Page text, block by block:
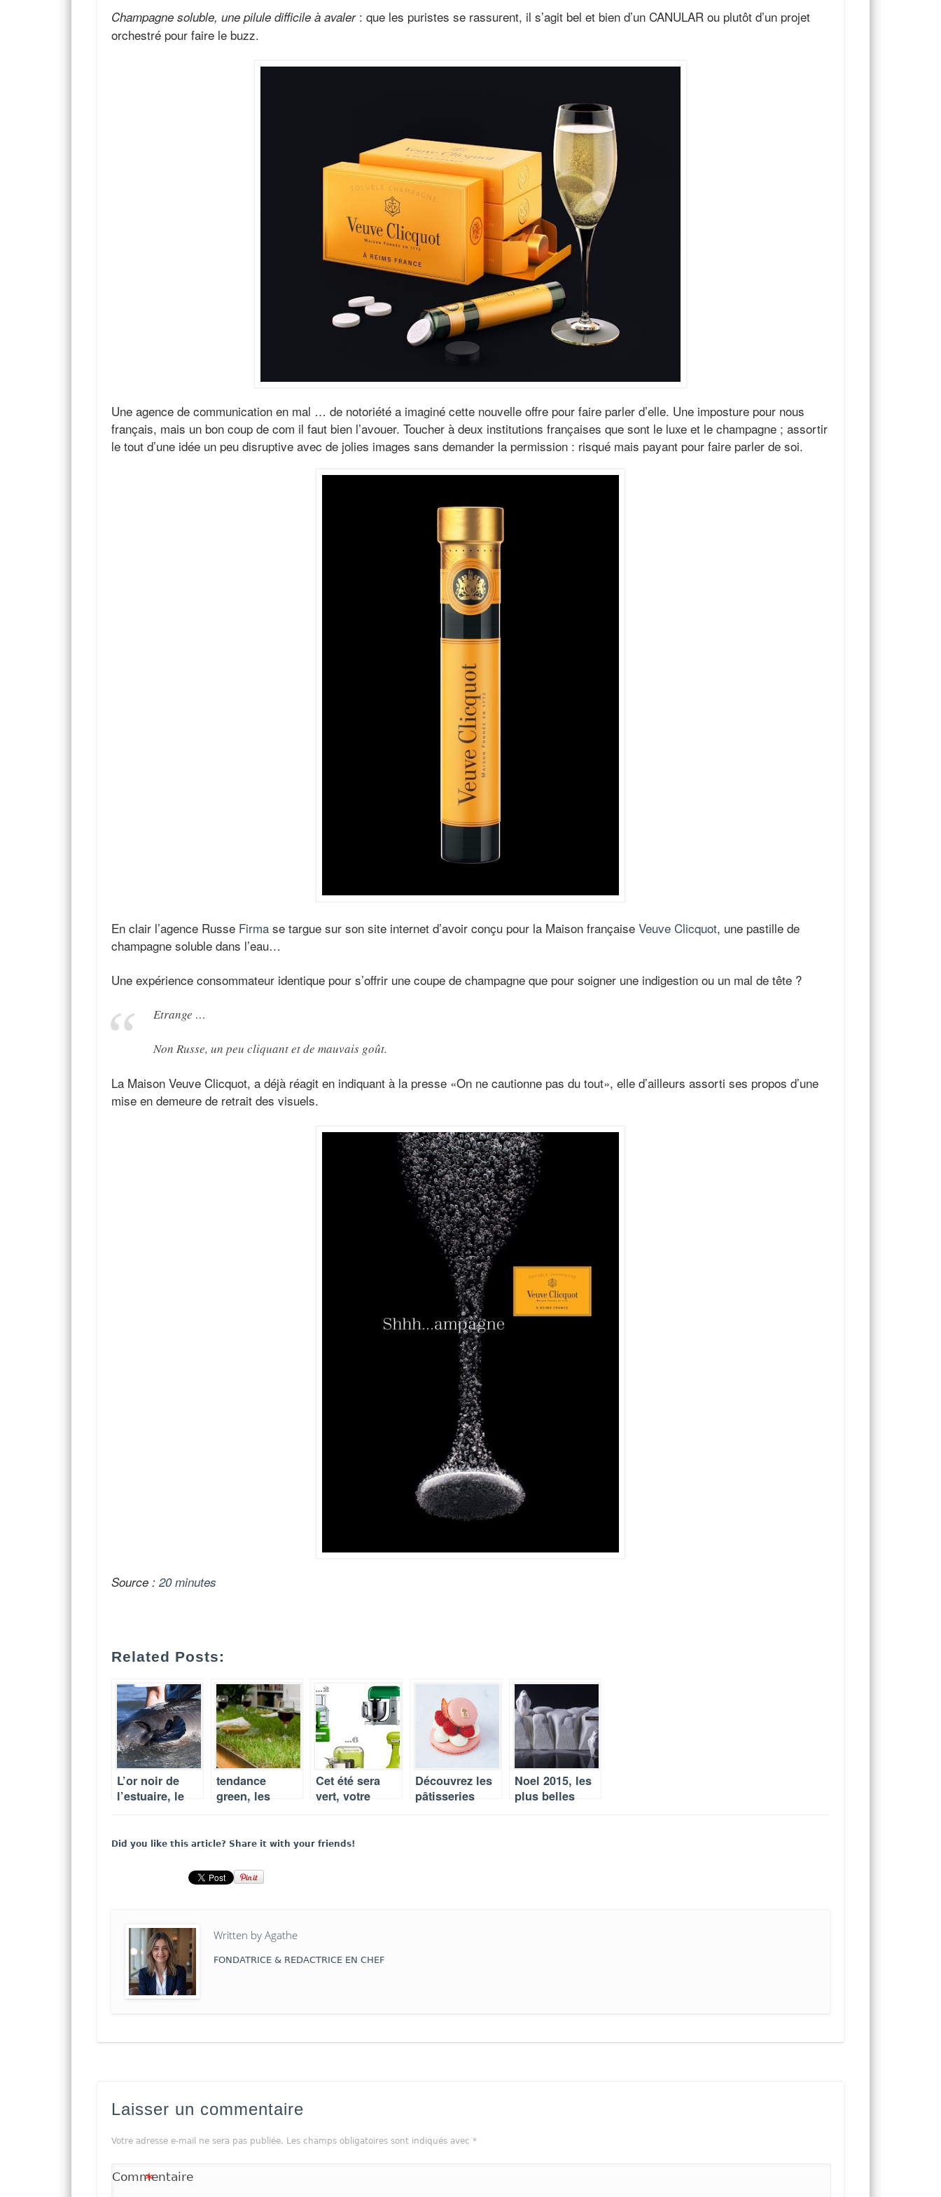
Champagne soluble, une pilule difficile à avaler: que les puristes se rassurent, il s’agit bel et bien d’un CANULAR ou plutôt d’un projet
orchestré pour faire le buzz.
Une agence de communication en mal … de notoriété a imaginé cette nouvelle offre pour faire parler d’elle. Une imposture pour nous
français, mais un bon coup de com il faut bien l’avouer. Toucher à deux institutions françaises que sont le luxe et le champagne ; assortir
le tout d’une idée un peu disruptive avec de jolies images sans demander la permission : risqué mais payant pour faire parler de soi.
En clair l’agence Russe Firmase targue sur son site internet d’avoir conçu pour la Maison française Veuve Clicquot, une pastille de
champagne soluble dans l’eau…
Une expérience consommateur identique pour s’offrir une coupe de champagne que pour soigner une indigestion ou un mal de tête ?
Etrange …
Non Russe, un peu cliquant et de mauvais goût.
La Maison Veuve Clicquot, a déjà réagit en indiquant à la presse «On ne cautionne pas du tout», elle d’ailleurs assorti ses propos d’une
mise en demeure de retrait des visuels.
Source : 20 minutes
Related Posts:
L’or noir de
l’estuaire, le
d’excellence
tendance
green, les
Cet été sera
vert, votre
Découvrez les
pâtisseries
Noel 2015, les
plus belles
Did you like this article? Share it with your friends!
Written by Agathe
FONDATRICE & REDACTRICE EN CHEF
Laisser un commentaire
Votre adresse e-mail ne sera pas publiée. Les champs obligatoires sont indiqués avec *
Commentaire
*